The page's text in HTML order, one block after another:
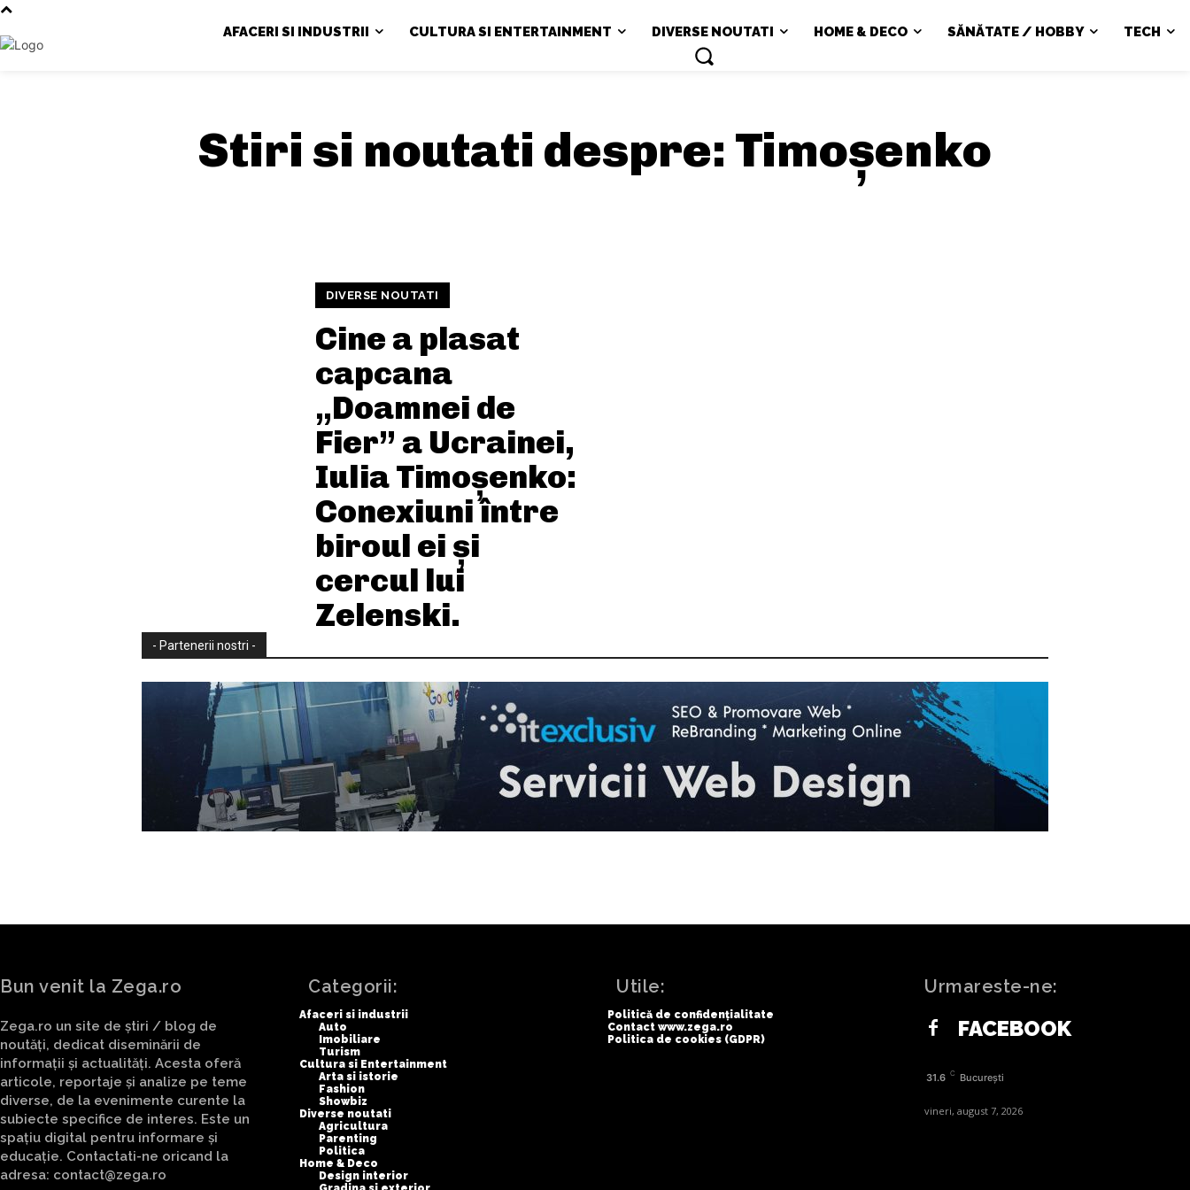
AFACERI SI INDUSTRII CULTURA SI ENTERTAINMENT DIVERSE NOUTATI HOME & DECO SĂNĂTATE / HOBBY TECH
Stiri si noutati despre: Timoșenko
DIVERSE NOUTATI
Cine a plasat
capcana
„Doamnei de
Fier” a Ucrainei,
Iulia Timoșenko:
Conexiuni între
biroul ei și
cercul lui
Zelenski.
- Partenerii nostri -
Bun venit la Zega.ro
Zega.ro un site de știri / blog de
noutăți, dedicat diseminării de
informații și actualități. Acesta oferă
articole, reportaje și analize pe teme
diverse, de la evenimente curente la
subiecte specifice de interes. Este un
spațiu digital pentru informare și
educație. Contactati-ne oricand la
adresa: contact@zega.ro
Categorii:
Afaceri si industrii
Auto
Imobiliare
Turism
Cultura si Entertainment
Arta si istorie
Fashion
Showbiz
Diverse noutati
Agricultura
Parenting
Politica
Home & Deco
Design interior
Utile:
Politică de confidențialitate
Contact www.zega.ro
Politica de cookies (GDPR)
Urmareste-ne:
FACEBOOK
31.6 C București
vineri, august 7, 2026